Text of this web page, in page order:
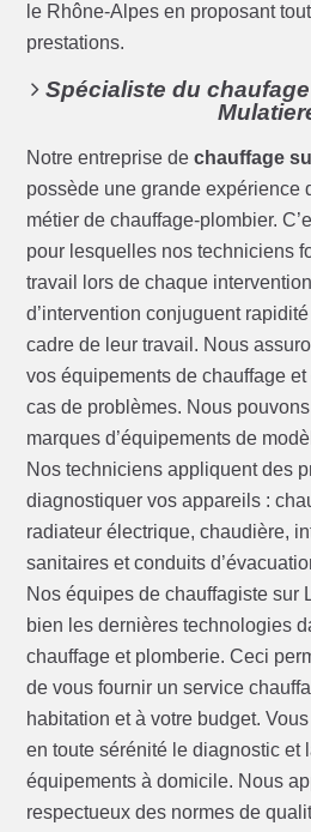
le Rhône-Alpes en proposant
prestations.
Spécialiste du
Notre entreprise dechauffage
possède une grande expérience
métier de chauffage-plombier.
pour lesquelles nos techniciens
travail lors de chaque
d’intervention conjuguent
cadre de leur travail. Nous
vos équipements de chauffage
cas de problèmes. Nous
marques d’équipements de
Nos techniciens appliquent des
diagnostiquer vos appareils :
radiateur électrique, chaudière,
sanitaires et conduits
Nos équipes de chauffagiste sur
bien les dernières technologies
chauffage et plomberie. Ceci
de vous fournir un service
habitation et à votre budget.
en toute sérénité le diagnostic et
équipements à domicile. Nous
respectueux des normes de